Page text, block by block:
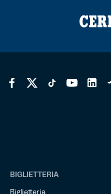
BIGLIETTERIA
Biglietteria